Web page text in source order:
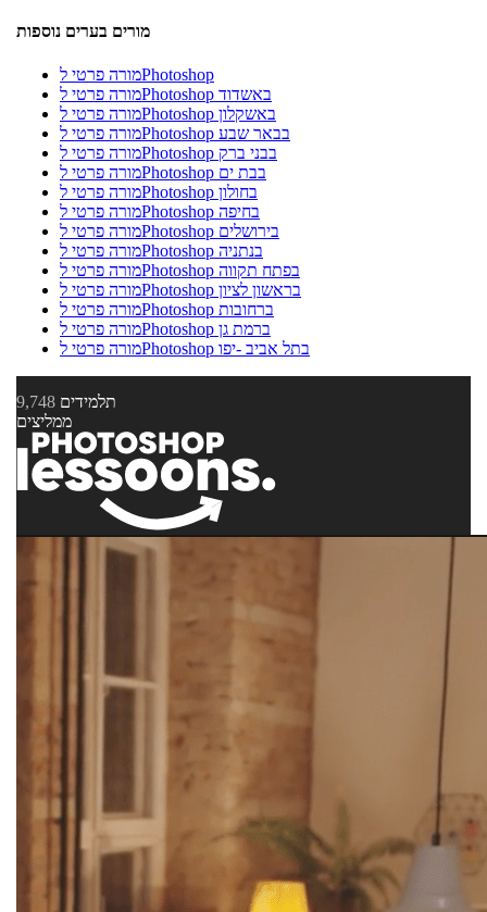
מורים בערים נוספות
מורה פרטי לPhotoshop
מורה פרטי לPhotoshop באשדוד
מורה פרטי לPhotoshop באשקלון
מורה פרטי לPhotoshop בבאר שבע
מורה פרטי לPhotoshop בבני ברק
מורה פרטי לPhotoshop בבת ים
מורה פרטי לPhotoshop בחולון
מורה פרטי לPhotoshop בחיפה
מורה פרטי לPhotoshop בירושלים
מורה פרטי לPhotoshop בנתניה
מורה פרטי לPhotoshop בפתח תקווה
מורה פרטי לPhotoshop בראשון לציון
מורה פרטי לPhotoshop ברחובות
מורה פרטי לPhotoshop ברמת גן
מורה פרטי לPhotoshop בתל אביב -יפו
9,748 תלמידים
ממליצים